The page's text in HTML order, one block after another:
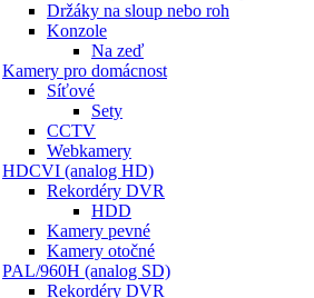
Držáky na sloup nebo roh
Konzole
Na zeď
Kamery pro domácnost
Síťové
Sety
CCTV
Webkamery
HDCVI (analog HD)
Rekordéry DVR
HDD
Kamery pevné
Kamery otočné
PAL/960H (analog SD)
Rekordéry DVR